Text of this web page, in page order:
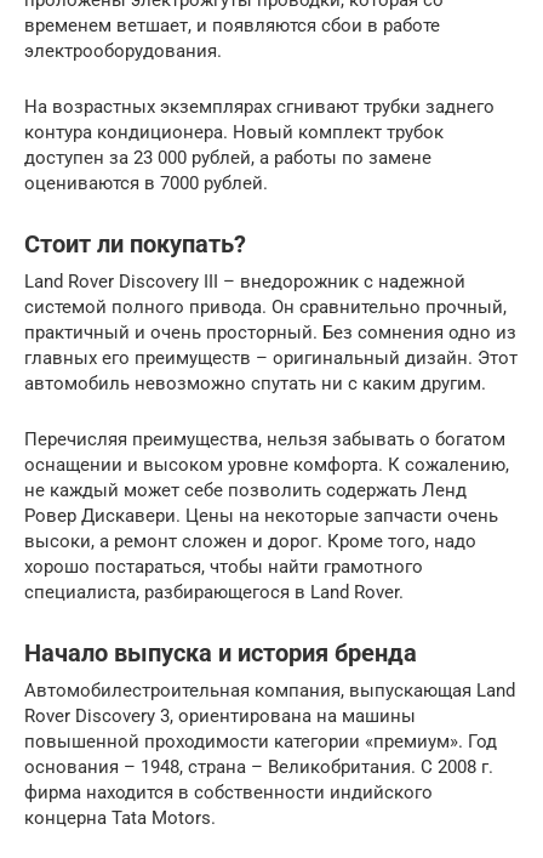
временем ветшает, и появляются сбои в работе
электрооборудования.
На возрастных экземплярах сгнивают трубки заднего
контура кондиционера. Новый комплект трубок
доступен за 23 000 рублей, а работы по замене
оцениваются в 7000 рублей.
Стоит ли покупать?
Land Rover Discovery III – внедорожник с надежной
системой полного привода. Он сравнительно прочный,
практичный и очень просторный. Без сомнения одно из
главных его преимуществ – оригинальный дизайн. Этот
автомобиль невозможно спутать ни с каким другим.
Перечисляя преимущества, нельзя забывать о богатом
оснащении и высоком уровне комфорта. К сожалению,
не каждый может себе позволить содержать Ленд
Ровер Дискавери. Цены на некоторые запчасти очень
высоки, а ремонт сложен и дорог. Кроме того, надо
хорошо постараться, чтобы найти грамотного
специалиста, разбирающегося в Land Rover.
Начало выпуска и история бренда
Автомобилестроительная компания, выпускающая Land
Rover Discovery 3, ориентирована на машины
повышенной проходимости категории «премиум». Год
основания – 1948, страна – Великобритания. С 2008 г.
фирма находится в собственности индийского
концерна Tata Motors.